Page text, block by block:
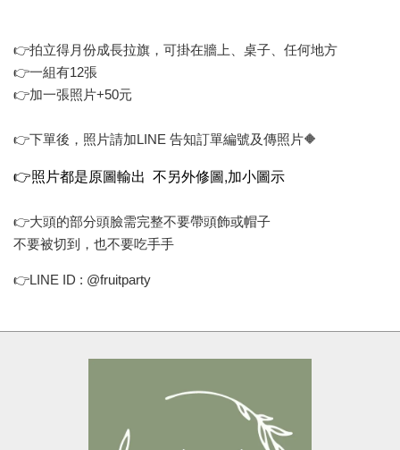
👉拍立得月份成長拉旗，可掛在牆上、桌子、任何地方
👉一組有12張
👉加一張照片+50元
👉下單後，照片請加LINE 告知訂單編號及傳照片🔶
👉照片都是原圖輸出 不另外修圖,加小圖示
👉大頭的部分頭臉需完整不要帶頭飾或帽子
不要被切到，也不要吃手手
👉LINE ID : @fruitparty